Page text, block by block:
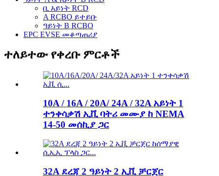
ቢ አይነት RCD
A RCBO ይተይቡ
ዓይነት B RCBO
EPC EVSE መቆጣጠሪያ
ተለይተው የቀረቡ ምርቶች
10A / 16A / 20A/ 24A / 32A አይነት 1
ተንቀሳቃሽ ኢቪ ባትሪ መሙያ ከ NEMA
14-50 መሰኪያ ጋር
32A ደረጃ 2 ዓይነት 2 ኢቪ ቻርጀር